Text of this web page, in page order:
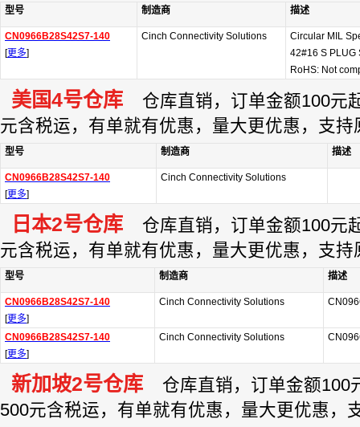
型号 制造商 描述
CN0966B28S42S7-140
[更多]
Cinch Connectivity Solutions
Circular MIL
42#16 S PLUG
RoHS: Not
美国4号仓库 仓库直销，订单金额100元
元含税运，有单就有优惠，量大更优惠，支持
型号 制造商 描述
CN0966B28S42S7-140
[更多]
Cinch Connectivity Solutions
日本2号仓库 仓库直销，订单金额100元
元含税运，有单就有优惠，量大更优惠，支持
型号 制造商 描述
CN0966B28S42S7-140
[更多]
Cinch Connectivity Solutions
CN0966B28S42S7-140
[更多]
Cinch Connectivity Solutions
新加坡2号仓库 仓库直销，订单金额100
500元含税运，有单就有优惠，量大更优惠，